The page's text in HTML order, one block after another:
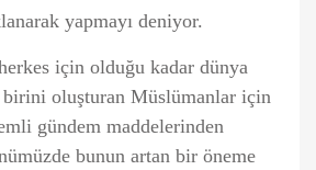
yapmayı deniyor.
için olduğu kadar dünya
oluşturan Müslümanlar için
gündem maddelerinden
bunun artan bir öneme